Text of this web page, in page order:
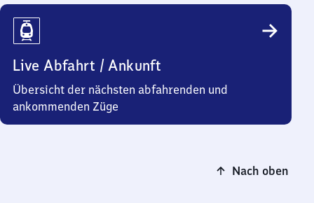
Live Abfahrt / Ankunft
Übersicht der nächsten abfahrenden und
ankommenden Züge
Nach oben